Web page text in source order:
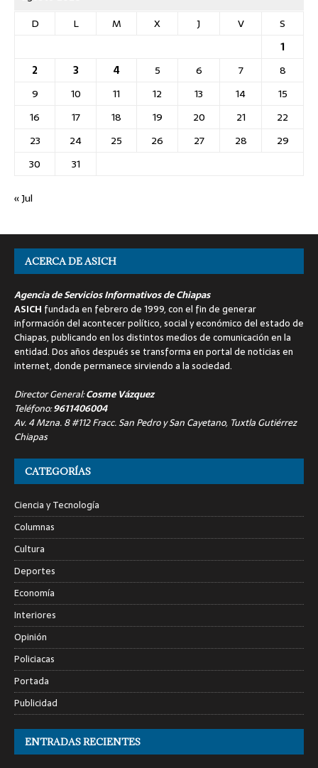
D
L M X J V
S
1
2
3 4 5 6 7
8
9
10 11 12 13 14
15
16
17 18 19 20 21
22
23
24 25 26 27 28
29
30
31
« Jul
ACERCA DE ASICH
Agencia de Servicios Informativos de Chiapas
ASICH fundada en febrero de 1999, con el fin de generar
información del acontecer político, social y económico del estado de
Chiapas, publicando en los distintos medios de comunicación en la
entidad. Dos años después se transforma en portal de noticias en
internet, donde permanece sirviendo a la sociedad.
Director General:Cosme Vázquez
Teléfono:9611406004
Av. 4 Mzna. 8 #112 Fracc. San Pedro y San Cayetano, Tuxtla Gutiérrez
Chiapas
CATEGORÍAS
Ciencia y Tecnología
Columnas
Cultura
Deportes
Economía
Interiores
Opinión
Policiacas
Portada
Publicidad
ENTRADAS RECIENTES